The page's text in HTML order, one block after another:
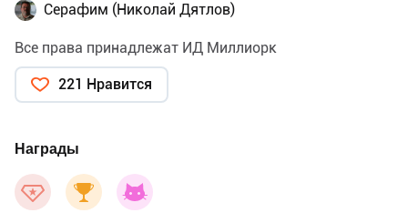
Серафим (Николай Дятлов)
Все права принадлежат ИД Миллиорк
221 Нравится
Награды